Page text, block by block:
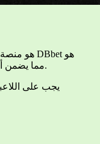
توفيره لمجموعة واسعة من خيارات الألعاب، بالإضافة إلى معاملات آمنة ودعم متعدد اللغات. كما يأتي التطبيق بترخيص من Curaçao eGaming، مما يضمن أمان المستخدمين وراحة البال أثناء اللعب.
يجب على